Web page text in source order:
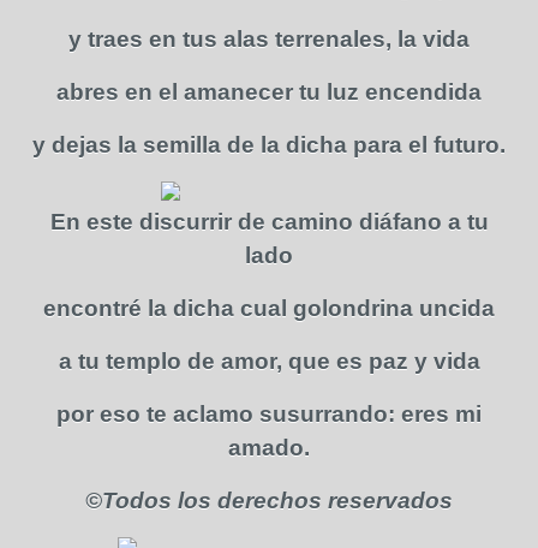
y traes en tus alas terrenales, la vida
abres en el amanecer tu luz encendida
y dejas la semilla de la dicha para el futuro.
En este discurrir de camino diáfano a tu
lado
encontré la dicha cual golondrina uncida
a tu templo de amor, que es paz y vida
por eso te aclamo susurrando: eres mi
amado.
©Todos los derechos reservados